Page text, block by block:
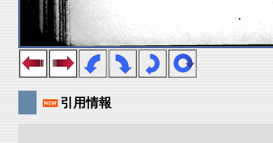
引用情報